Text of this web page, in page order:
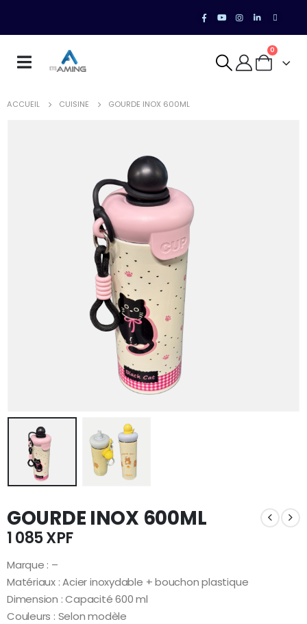
0
ACCUEIL CUISINE GOURDE INOX 600ML
GOURDE INOX 600ML
1 085XPF
Marque : –
Matériaux : Acier inoxydable + bouchon plastique
Dimension : Capacité 600 ml
Couleurs : Selon modèle